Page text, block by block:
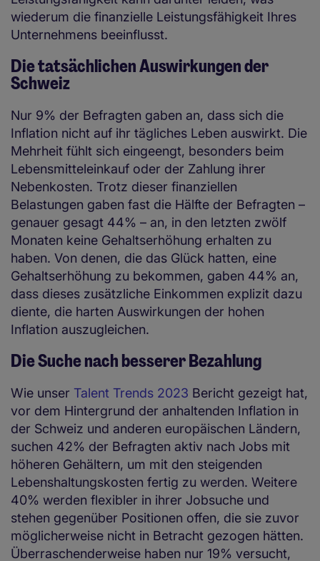
wiederum die finanzielle Leistungsfähigkeit Ihres
Unternehmens beeinflusst.
Die tatsächlichen Auswirkungen der
Schweiz
Nur 9% der Befragten gaben an, dass sich die
Inflation nicht auf ihr tägliches Leben auswirkt. Die
Mehrheit fühlt sich eingeengt, besonders beim
Lebensmitteleinkauf oder der Zahlung ihrer
Nebenkosten. Trotz dieser finanziellen
Belastungen gaben fast die Hälfte der Befragten –
genauer gesagt 44% – an, in den letzten zwölf
Monaten keine Gehaltserhöhung erhalten zu
haben. Von denen, die das Glück hatten, eine
Gehaltserhöhung zu bekommen, gaben 44% an,
dass dieses zusätzliche Einkommen explizit dazu
diente, die harten Auswirkungen der hohen
Inflation auszugleichen.
Die Suche nach besserer Bezahlung
Wie unser Talent Trends 2023 Bericht gezeigt hat,
vor dem Hintergrund der anhaltenden Inflation in
der Schweiz und anderen europäischen Ländern,
suchen 42% der Befragten aktiv nach Jobs mit
höheren Gehältern, um mit den steigenden
Lebenshaltungskosten fertig zu werden. Weitere
40% werden flexibler in ihrer Jobsuche und
stehen gegenüber Positionen offen, die sie zuvor
möglicherweise nicht in Betracht gezogen hätten.
Überraschenderweise haben nur 19% versucht,